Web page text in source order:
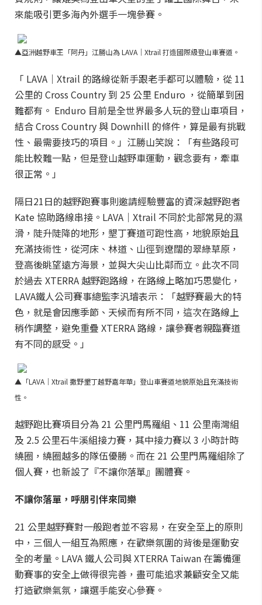
來能吸引更多海內外選手一塊參賽。
▲亞洲越野車王「阿丹」江勝山為 LAVA｜Xtrail 打造國際級登山車賽道。
「 LAVA｜Xtrail 的路線從新手跟老手都可以體驗，從 11
公里的 Cross Country 到 25 公里 Enduro ，從簡單到困
難都有。 Enduro 目前是全世界最多人玩的登山車項目，
結合 Cross Country 與 Downhill 的條件，算是最有挑戰
性、最需要技巧的項目。」江勝山笑說：「有些路段可
能比較難一點，但是登山越野車運動，觀念要有，牽車
很正常。」
隔日21日的越野跑賽事則邀請經驗豐富的資深越野跑者
Kate 協助路線串接。LAVA｜Xtrail 不同於北部常見的濕
滑，陡升陡降的地形，墾丁賽道可跑性高，地貌原始且
充滿技術性，從河床、林道、山徑到遼闊的翠綠草原，
登高後眺望遠方海景，並與大尖山比鄰而立。此次不同
於過去 XTERRA 越野跑路線，在路線上略加巧思變化，
LAVA鐵人公司賽事總監李汎璿表示：「越野賽最大的特
色，就是會因應季節、天候而有所不同，這次在路線上
稍作調整，避免重疊 XTERRA 路線，讓參賽者親臨賽道
有不同的感受。」
▲「LAVA｜Xtrail 撒野墾丁越野嘉年華」登山車賽道地貌原始且充滿技術
性 。
越野跑比賽項目分為 21 公里門馬羅組、11 公里南灣組
及 2.5 公里石牛溪組接力賽，其中接力賽以 3 小時計時
繞圈，繞圈越多的隊伍優勝。而在 21 公里門馬羅組除了
個人賽，也新設了『不讓你落單』團體賽。
不讓你落單，呼朋引伴來同樂
21 公里越野賽對一般跑者並不容易，在安全至上的原則
中，三個人一組互為照應，在歡樂氛圍的背後是運動安
全的考量。LAVA 鐵人公司與 XTERRA Taiwan 在籌備運
動賽事的安全上做得很完善，盡可能追求兼顧安全又能
打造歡樂氣氛，讓選手能安心參賽。